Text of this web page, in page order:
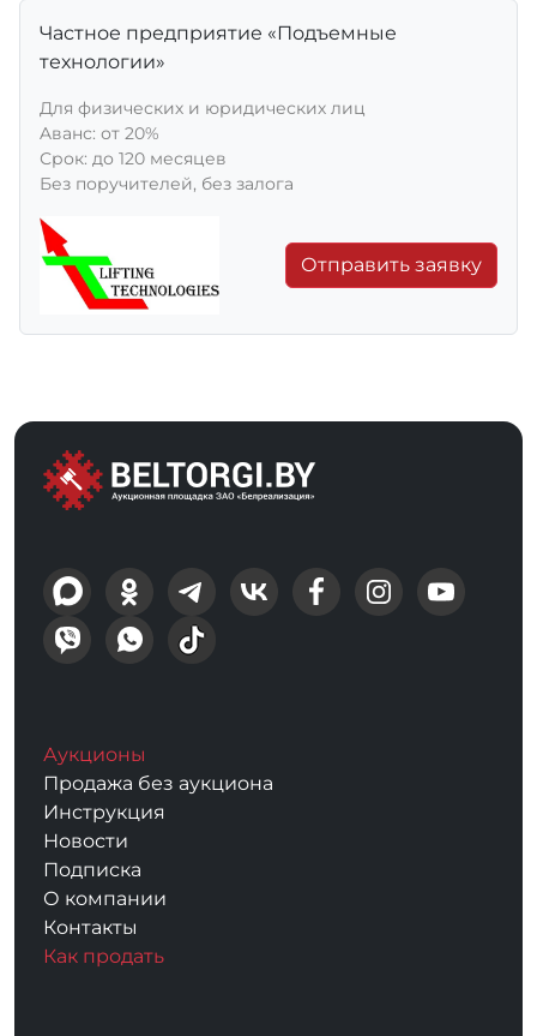
Частное предприятие «Подъемные
технологии»
Для физических и юридических лиц
Aванс: от 20%
Срок: до 120 месяцев
Без поручителей, без залога
Отправить заявку
Аукционы
Продажа без аукциона
Инструкция
Новости
Подписка
О компании
Контакты
Как продать